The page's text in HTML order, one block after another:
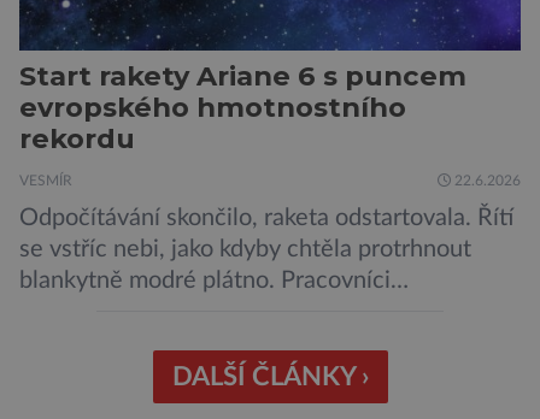
Start rakety Ariane 6 s puncem
evropského hmotnostního
rekordu
VESMÍR 22.6.2026
Odpočítávání skončilo, raketa odstartovala. Řítí
se vstříc nebi, jako kdyby chtěla protrhnout
blankytně modré plátno. Pracovníci
všechno podle plánu, nebo se něco pokazí?
Ariane 6 – tak se nazývá systém nosných raket
DALŠÍ ČLÁNKY ›